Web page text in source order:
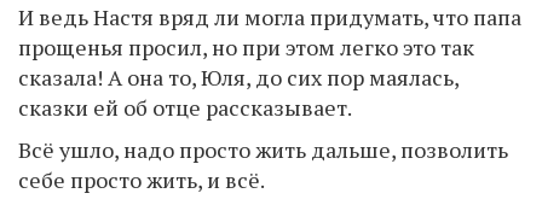
И ведь Настя вряд ли могла придумать, что папа
прощенья просил, но при этом легко это так
сказала! А она то, Юля, до сих пор маялась,
сказки ей об отце рассказывает.
Всё ушло, надо просто жить дальше, позволить
себе просто жить, и всё.